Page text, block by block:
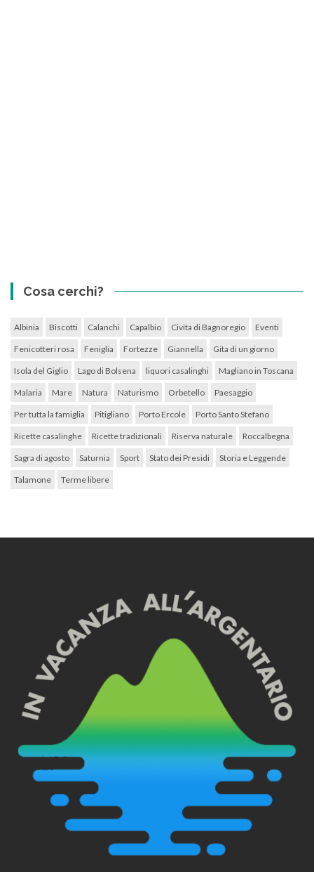
Cosa cerchi?
Albinia Biscotti Calanchi Capalbio Civita di Bagnoregio Eventi
Fenicotteri rosa Feniglia Fortezze Giannella Gita di un giorno
Isola del Giglio Lago di Bolsena liquori casalinghi Magliano in Toscana
Malaria Mare Natura Naturismo Orbetello Paesaggio
Per tutta la famiglia Pitigliano Porto Ercole Porto Santo Stefano
Ricette casalinghe Ricette tradizionali Riserva naturale Roccalbegna
Sagra di agosto Saturnia Sport Stato dei Presidi Storia e Leggende
Talamone Terme libere